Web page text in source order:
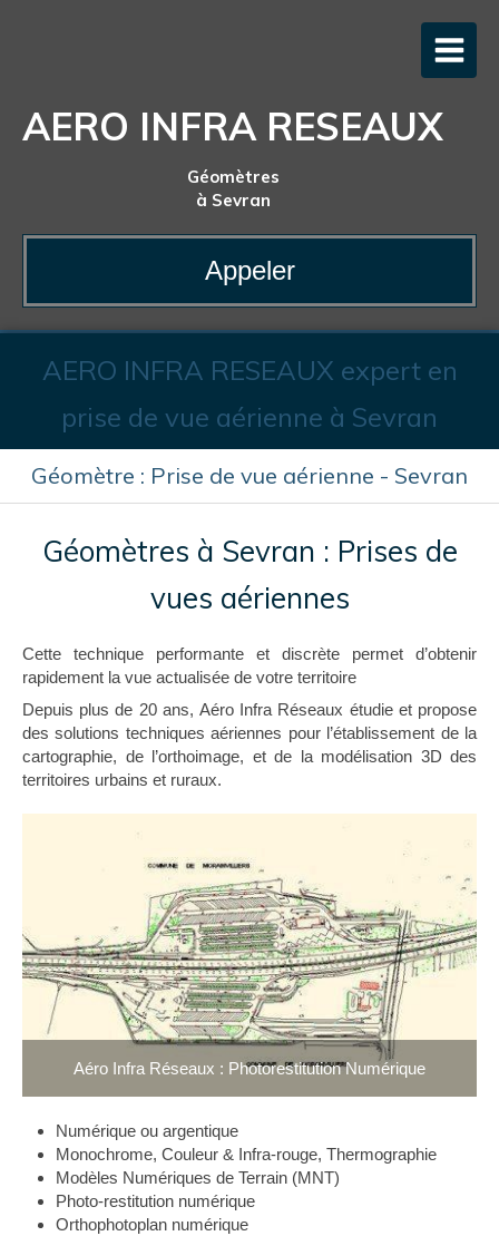
AERO INFRA RESEAUX
Géomètres
à Sevran
Appeler
AERO INFRA RESEAUX expert en
prise de vue aérienne à Sevran
Géomètre : Prise de vue aérienne - Sevran
Géomètres à Sevran : Prises de
vues aériennes
Cette technique performante et discrète permet d’obtenir
rapidement la vue actualisée de votre territoire
Depuis plus de 20 ans, Aéro Infra Réseaux étudie et propose
des solutions techniques aériennes pour l’établissement de la
cartographie, de l’orthoimage, et de la modélisation 3D des
territoires urbains et ruraux.
Aéro Infra Réseaux : Photorestitution Numérique
Numérique ou argentique
Monochrome, Couleur & Infra-rouge, Thermographie
Modèles Numériques de Terrain (MNT)
Photo-restitution numérique
Orthophotoplan numérique